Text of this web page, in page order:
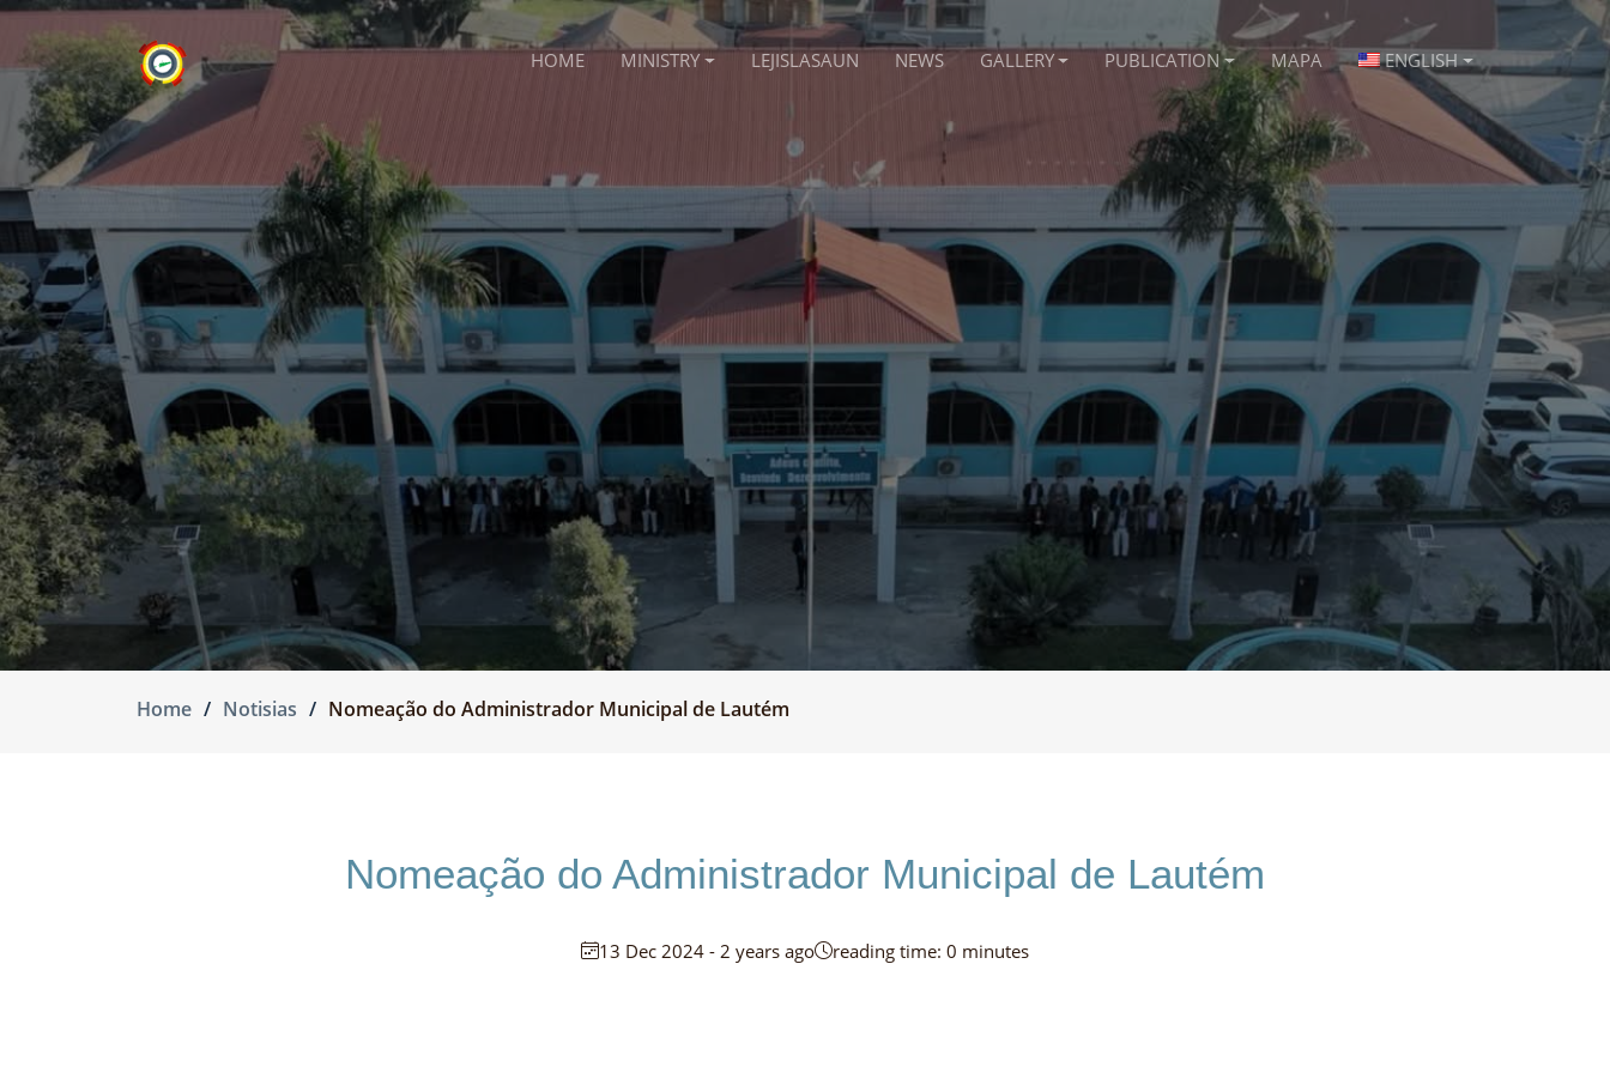
HOME MINISTRY LEJISLASAUN NEWS GALLERY PUBLICATION MAPA ENGLISH
Home Notisias Nomeação do Administrador Municipal de Lautém
Nomeação do Administrador Municipal de Lautém
13 Dec 2024 - 2 years ago reading time: 0 minutes